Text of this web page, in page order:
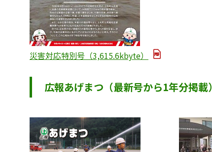
災害対応特別号（3,615.6kbyte）
広報あげまつ（最新号から1年分掲載）